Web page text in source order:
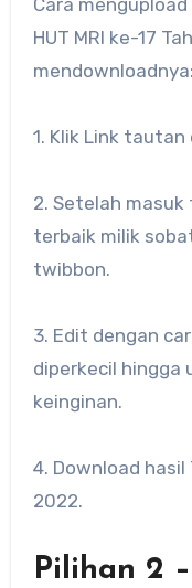
Cara
HUT MRI ke-17
mendownloadnya:
1. Klik Link tautan
2. Setelah
terbaik milik
twibbon.
3. Edit dengan
diperkecil hingga
keinginan.
4. Download hasil
2022.
Pilihan 2